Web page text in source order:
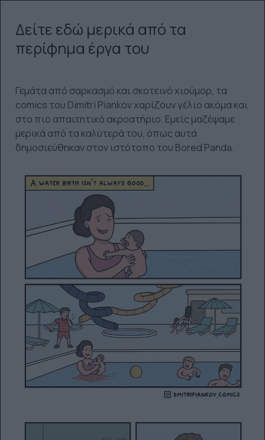
Δείτε εδώ μερικά από τα
περίφημα έργα του
Γεμάτα από σαρκασμό και σκοτεινό χιούμορ, τα
comics του Dimitri Piankov χαρίζουν γέλιο ακόμα και
στο πιο απαιτητικό ακροατήριο. Εμείς μαζέψαμε
μερικά από τα καλύτερά του, όπως αυτά
δημοσιεύθηκαν στον ιστότοπο του Bored Panda.